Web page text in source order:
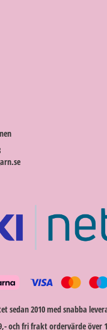
sedan 2010 med snabba
och fri frakt ordervärde över